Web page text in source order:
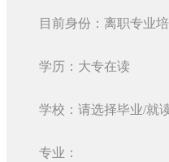
目前身份：离职专业
学历：大专在读
学校：请选择毕业/就
专业：